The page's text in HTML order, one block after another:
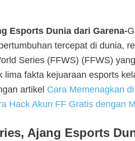
Esports Dunia dari Garena-
tercepat di dunia,
Series (FFWS) (FFWS)
fakta kejuaraan esports
artikel Cara Memenagkan
Hack Akun FF Gratis dengan
Ajang Esports